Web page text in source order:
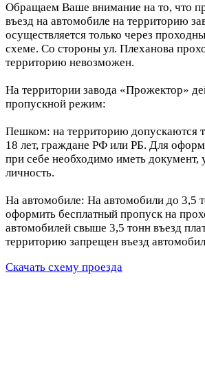
Обращаем Ваше внимание на то, что
въезд на автомобиле на территорию
осуществляется только через
схеме. Со стороны ул. Плеханова
территорию невозможен.
На территории завода «Прожектор»
пропускной режим:
Пешком: на территорию допускаются
18 лет, граждане РФ или РБ. Для
при себе необходимо иметь
личность.
На автомобиле: На автомобили до 3,5
оформить бесплатный пропуск на
автомобилей свыше 3,5 тонн въезд
территорию запрещен въезд
Скачать схему проезда